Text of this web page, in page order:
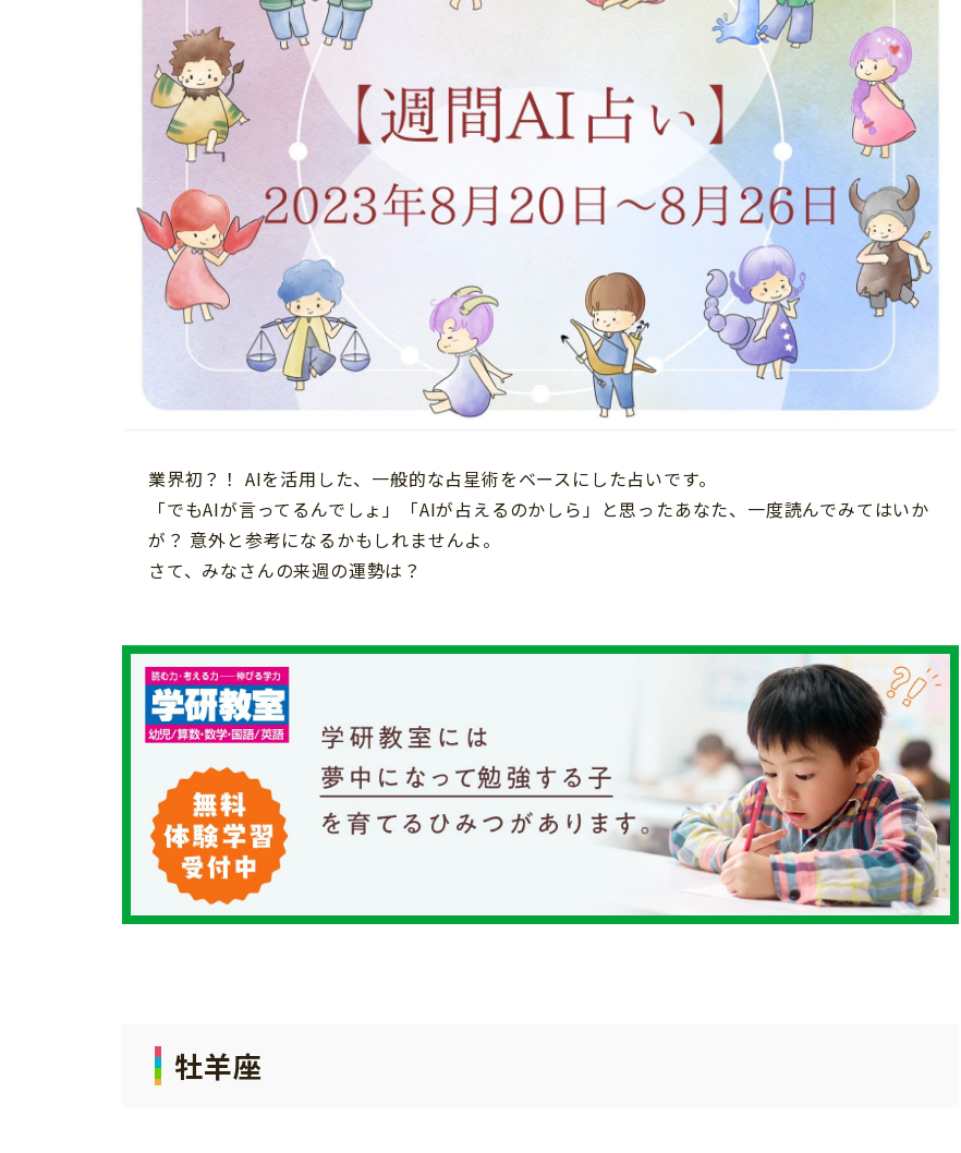
科学・プログラミング
教育・学習
絵本・読み聞かせ
自由研究・工作
読書感想文
運動・あそび・ゲーム
ファッション・美容
行事・イベント
親子でいっしょに
人間関係
「こそだてまっぷ」とは
サイトのご利⽤にあたって
業界初？！ AIを活用した、一般的な占星術をベースにした占いです。
「でもAIが言ってるんでしょ」「AIが占えるのかしら」と思ったあなた、一度読んでみてはいか
が？ 意外と参考になるかもしれませんよ。
さて、みなさんの来週の運勢は？
牡羊座